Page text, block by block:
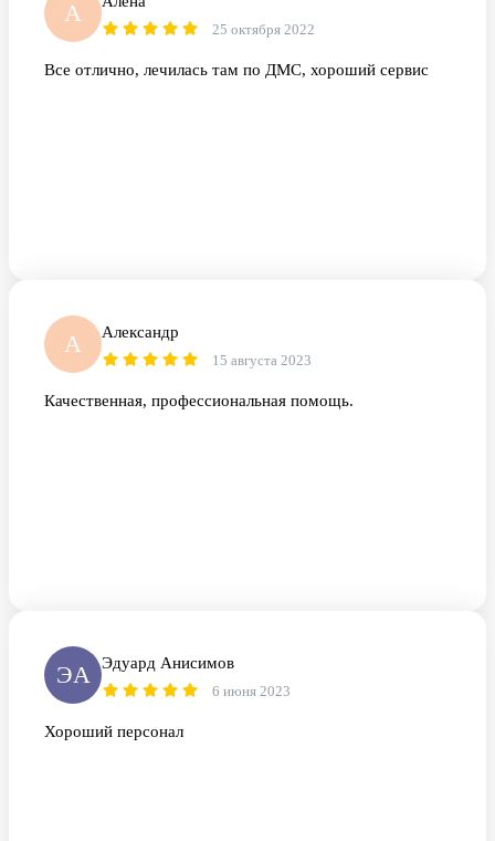
А
25 октября 2022
Все отлично, лечилась там по ДМС, хороший сервис
А Александр
15 августа 2023
Качественная, профессиональная помощь.
ЭА Эдуард Анисимов
6 июня 2023
Хороший персонал